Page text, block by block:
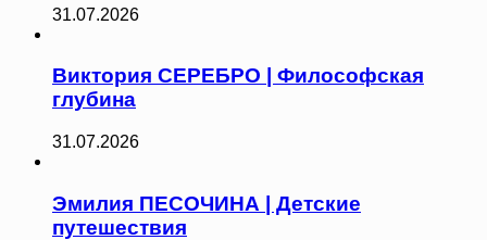
31.07.2026
Виктория СЕРЕБРО | Философская
глубина
31.07.2026
Эмилия ПЕСОЧИНА | Детские
путешествия